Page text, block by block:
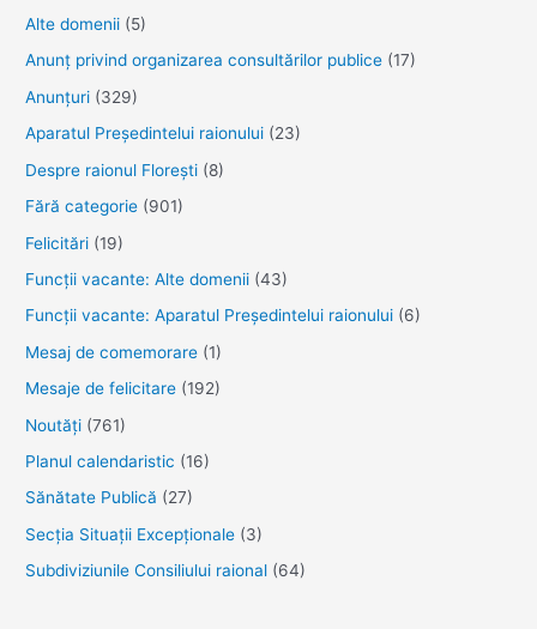
Alte domenii (5)
Anunţ privind organizarea consultărilor publice (17)
Anunţuri (329)
Aparatul Preşedintelui raionului (23)
Despre raionul Floreşti (8)
Fără categorie (901)
Felicitări (19)
Funcţii vacante: Alte domenii (43)
Funcții vacante: Aparatul Președintelui raionului (6)
Mesaj de comemorare (1)
Mesaje de felicitare (192)
Noutăţi (761)
Planul calendaristic (16)
Sănătate Publică (27)
Secția Situații Excepționale (3)
Subdiviziunile Consiliului raional (64)